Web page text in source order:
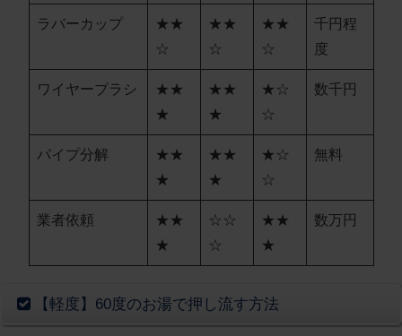
ラバーカップ
★★
☆
★★
☆
★★
☆
千円程
度
ワイヤーブラシ
★★
★
★★
★
★☆
☆
数千円
パイプ分解
★★
★
★★
★
★☆
☆
無料
業者依頼
★★
★
☆☆
☆
★★
★
数万円
【軽度】60度のお湯で押し流す方法